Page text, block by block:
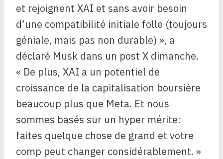
et rejoignent XAI et sans avoir besoin
d’une compatibilité initiale folle (toujours
géniale, mais pas non durable) », a
déclaré Musk dans un post X dimanche.
« De plus, XAI a un potentiel de
croissance de la capitalisation boursière
beaucoup plus que Meta. Et nous
sommes basés sur un hyper mérite:
faites quelque chose de grand et votre
comp peut changer considérablement. »